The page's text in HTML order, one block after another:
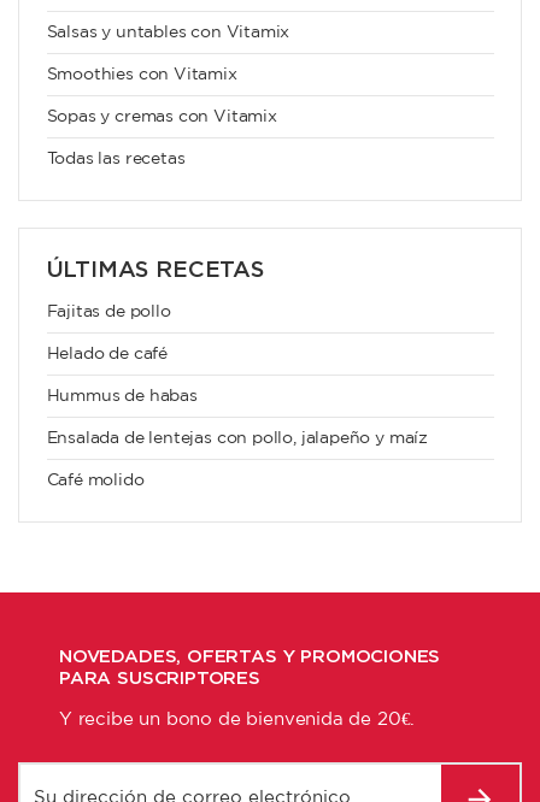
Salsas y untables con Vitamix
Smoothies con Vitamix
Sopas y cremas con Vitamix
Todas las recetas
ÚLTIMAS RECETAS
Fajitas de pollo
Helado de café
Hummus de habas
Ensalada de lentejas con pollo, jalapeño y maíz
Café molido
NOVEDADES, OFERTAS Y PROMOCIONES
PARA SUSCRIPTORES
Y recibe un bono de bienvenida de 20€.